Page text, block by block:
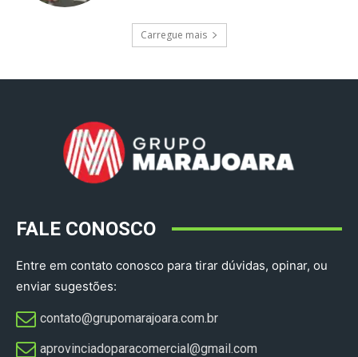
Carregue mais
FALE CONOSCO
Entre em contato conosco para tirar dúvidas, opinar, ou
enviar sugestões:
contato@grupomarajoara.com.br
aprovinciadoparacomercial@gmail.com​